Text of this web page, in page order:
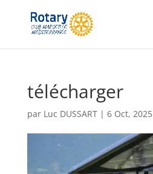
télécharger
par Luc DUSSART| 6 Oct, 2025